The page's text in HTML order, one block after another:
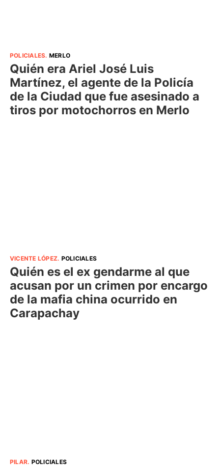
POLICIALES. MERLO
Quién era Ariel José Luis
Martínez, el agente de la Policía
de la Ciudad que fue asesinado a
tiros por motochorros en Merlo
VICENTE LÓPEZ. POLICIALES
Quién es el ex gendarme al que
acusan por un crimen por encargo
de la mafia china ocurrido en
Carapachay
PILAR. POLICIALES